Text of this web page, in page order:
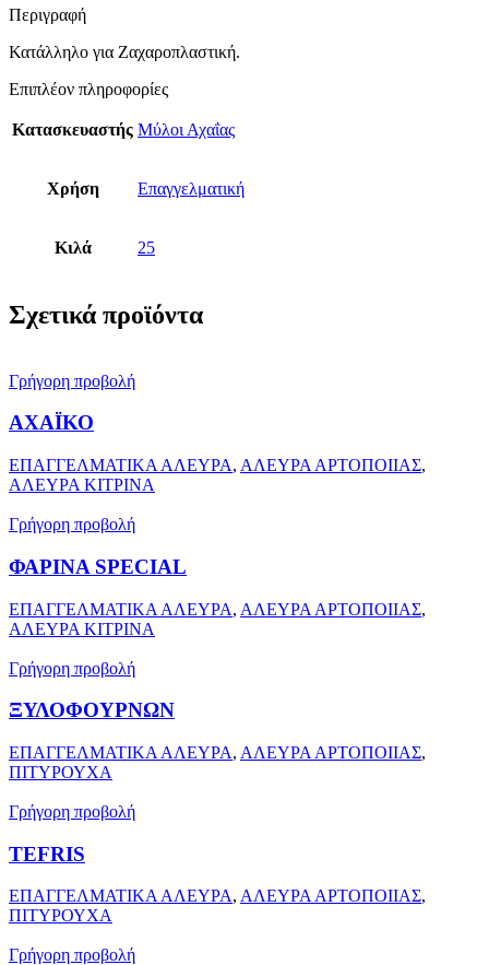
Περιγραφή
Κατάλληλο για Ζαχαροπλαστική.
Επιπλέον πληροφορίες
Κατασκευαστής Μύλοι Αχαΐας
Χρήση Επαγγελματική
Κιλά 25
Σχετικά προϊόντα
Γρήγορη προβολή
ΑΧΑΪΚΟ
ΕΠΑΓΓΕΛΜΑΤΙΚΑ ΑΛΕΥΡΑ, ΑΛΕΥΡΑ ΑΡΤΟΠΟΙΙΑΣ,
ΑΛΕΥΡΑ ΚΙΤΡΙΝΑ
Γρήγορη προβολή
ΦΑΡΙΝΑ SPECIAL
ΕΠΑΓΓΕΛΜΑΤΙΚΑ ΑΛΕΥΡΑ, ΑΛΕΥΡΑ ΑΡΤΟΠΟΙΙΑΣ,
ΑΛΕΥΡΑ ΚΙΤΡΙΝΑ
Γρήγορη προβολή
ΞΥΛΟΦΟΥΡΝΩΝ
ΕΠΑΓΓΕΛΜΑΤΙΚΑ ΑΛΕΥΡΑ, ΑΛΕΥΡΑ ΑΡΤΟΠΟΙΙΑΣ,
ΠΙΤΥΡΟΥΧΑ
Γρήγορη προβολή
TEFRIS
ΕΠΑΓΓΕΛΜΑΤΙΚΑ ΑΛΕΥΡΑ, ΑΛΕΥΡΑ ΑΡΤΟΠΟΙΙΑΣ,
ΠΙΤΥΡΟΥΧΑ
Γρήγορη προβολή